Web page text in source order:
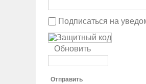
Подписаться на
Обновить
Отправить